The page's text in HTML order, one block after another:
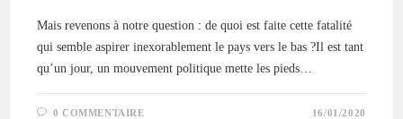
Mais revenons à notre question : de quoi est faite cette fatalité
qui semble aspirer inexorablement le pays vers le bas ?Il est tant
qu’un jour, un mouvement politique mette les pieds…
0 COMMENTAIRE 16/01/2020